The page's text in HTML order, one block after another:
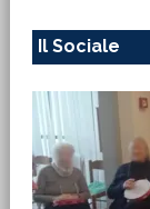
Il Sociale